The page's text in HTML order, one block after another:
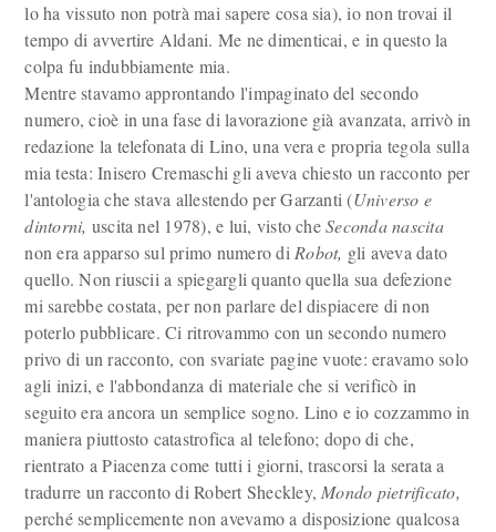
lo ha vissuto non potrà mai sapere cosa sia), io non trovai il
tempo di avvertire Aldani. Me ne dimenticai, e in questo la
colpa fu indubbiamente mia.
Mentre stavamo approntando l'impaginato del secondo
numero, cioè in una fase di lavorazione già avanzata, arrivò in
redazione la telefonata di Lino, una vera e propria tegola sulla
mia testa: Inisero Cremaschi gli aveva chiesto un racconto per
l'antologia che stava allestendo per Garzanti (Universo e
dintorni, uscita nel 1978), e lui, visto cheSeconda nascita
non era apparso sul primo numero di Robot, gli aveva dato
quello. Non riuscii a spiegargli quanto quella sua defezione
mi sarebbe costata, per non parlare del dispiacere di non
poterlo pubblicare. Ci ritrovammo con un secondo numero
privo di un racconto, con svariate pagine vuote: eravamo solo
agli inizi, e l'abbondanza di materiale che si verificò in
seguito era ancora un semplice sogno. Lino e io cozzammo in
maniera piuttosto catastrofica al telefono; dopo di che,
rientrato a Piacenza come tutti i giorni, trascorsi la serata a
tradurre un racconto di Robert Sheckley, Mondo pietrificato,
perché semplicemente non avevamo a disposizione qualcosa